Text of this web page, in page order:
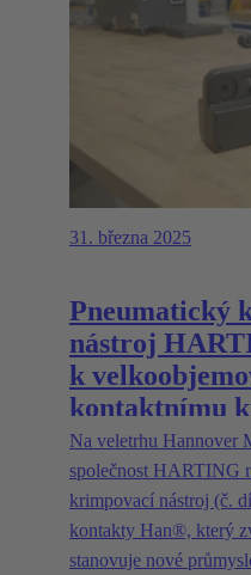
31. března 2025
Pneumatický
nástroj
k
kontaktnímu
Na veletrhu Hannover
společnost HARTING
krimpovací nástroj (č.
kontakty Han®, který
stanovuje nové